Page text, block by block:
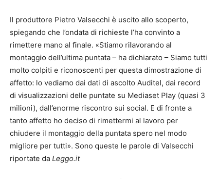
Il produttore Pietro Valsecchi è uscito allo scoperto,
spiegando che l’ondata di richieste l’ha convinto a
rimettere mano al finale. «Stiamo rilavorando al
montaggio dell’ultima puntata – ha dichiarato – Siamo tutti
molto colpiti e riconoscenti per questa dimostrazione di
affetto: lo vediamo dai dati di ascolto Auditel, dai record
di visualizzazioni delle puntate su Mediaset Play (quasi 3
milioni), dall’enorme riscontro sui social. E di fronte a
tanto affetto ho deciso di rimettermi al lavoro per
chiudere il montaggio della puntata spero nel modo
migliore per tutti». Sono queste le parole di Valsecchi
riportate da Leggo.it